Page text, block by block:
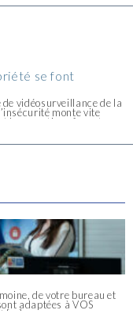
se font
vidéosurveillance de la
monte vite
les questions fusent.
de votre bureau et
adaptées à VOS
[...]